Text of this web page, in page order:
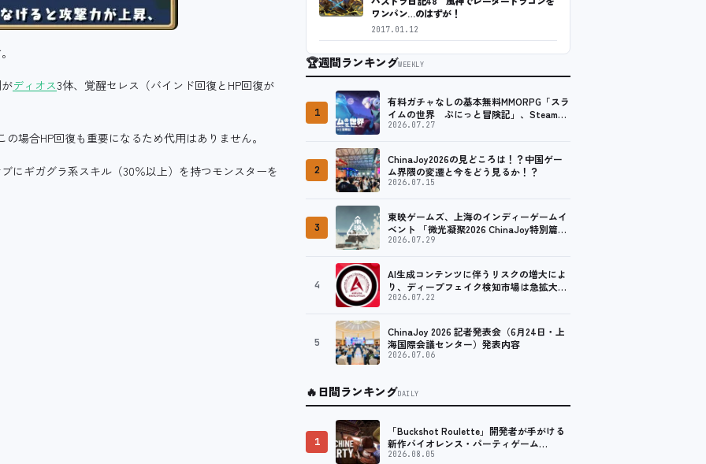
ディオス3体、覚醒セレス（バインド回復とHP回復が
場合HP回復も重要になるため代用はありません。
にギガグラ系スキル（30％以上）を持つモンスターを
ワンパン…のはずが！
2017.01.12
🏆週間ランキングWEEKLY
1
有料ガチャなしの基本無料MMORPG「スラ
イムの世界 ぷにっと冒険記」、Steam向
けの無料体験版が8月末に配信決定
2026.07.27
2
ChinaJoy2026の見どころは！？中国ゲー
ム界隈の変遷と今をどう見るか！？
2026.07.15
3
東映ゲームズ、上海のインディーゲームイ
ベント 「微光凝聚2026 ChinaJoy特別篇」
に登壇！
2026.07.29
4
AI生成コンテンツに伴うリスクの増大によ
り、ディープフェイク検知市場は急拡大
し、2035年には90億米ドルに達する見通し
2026.07.22
5
ChinaJoy 2026 記者発表会（6月24日・上
海国際会議センター）発表内容
2026.07.06
🔥日間ランキングDAILY
1
「Buckshot Roulette」開発者が手がける
新作バイオレンス・パーティゲーム
「Machine Party」がSteam向けに配信開
2026.08.05